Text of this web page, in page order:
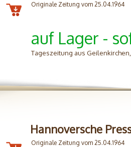
Originale Zeitung vom 25.04.1964
auf Lager -
Tageszeitung aus
Hannoversche
Originale Zeitung vom 25.04.1964